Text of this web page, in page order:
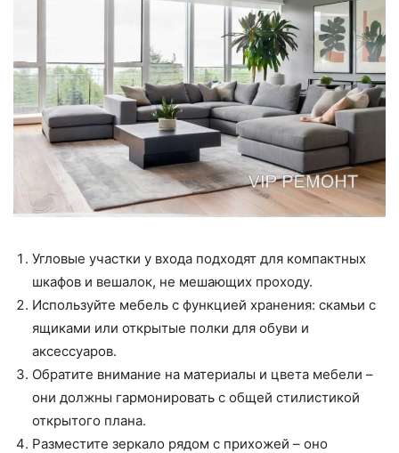
Угловые участки у входа подходят для компактных
шкафов и вешалок, не мешающих проходу.
Используйте мебель с функцией хранения: скамьи с
ящиками или открытые полки для обуви и
аксессуаров.
Обратите внимание на материалы и цвета мебели –
они должны гармонировать с общей стилистикой
открытого плана.
Разместите зеркало рядом с прихожей – оно